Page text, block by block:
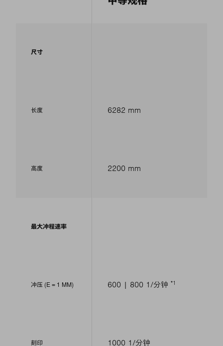
尺寸
长度
高度
最大冲程速率
冲压 (E = 1 MM)
刻印
6282 mm
2200 mm
600 | 800 1/分钟 1
1000 1/分钟